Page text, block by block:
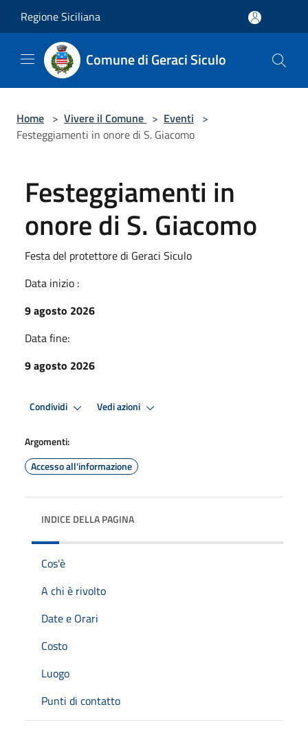
Regione Siciliana
Comune di Geraci Siculo
Home > Vivere il Comune > Eventi >
Festeggiamenti in onore di S. Giacomo
Festeggiamenti in
onore di S. Giacomo
Festa del protettore di Geraci Siculo
Data inizio :
9 agosto 2026
Data fine:
9 agosto 2026
Condividi Vedi azioni
Argomenti:
Accesso all'informazione
INDICE DELLA PAGINA
Cos'è
A chi è rivolto
Date e Orari
Costo
Luogo
Punti di contatto